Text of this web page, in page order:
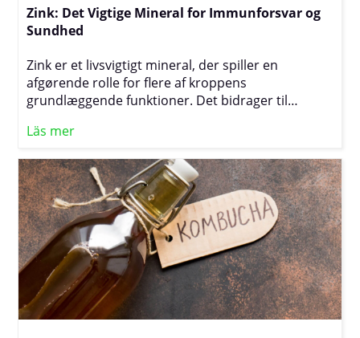
langsomme kulhydrater i din kost får du ikke kun
et mere afbalanceret energiniveau, men også en
Zink: Det Vigtige Mineral for Immunforsvar og
Sundhed
Zink er et livsvigtigt mineral, der spiller en
afgørende rolle for flere af kroppens
grundlæggende funktioner. Det bidrager til
sårheling og støtter cellernes vækst og udvikling.
samt for opretholdelsen af sund hud og stærkt
hår. Selvom det kun er nødvendigt i små
mængder, kan zinkmangel have alvorlige
konsekvenser for helbredet, hvilket gør det til et af
de mest omtalte sporstoffer i kosttilskud og
ernæringseksperters anbefalinger.
Läs mer